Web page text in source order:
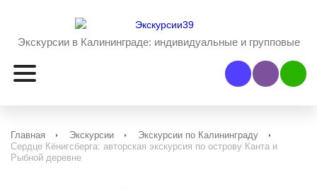
Экскурсии в Калининграде: индивидуальные и групповые
Наш ViberНаш
Главная Экскурсии
Экскурсии по Калининграду
Сердце Кёнигсберга: авторская экскурсия по острову Канта и
Рыбной деревне